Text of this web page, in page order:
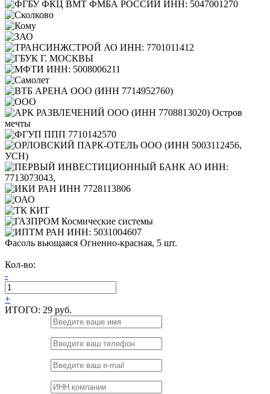
Фасоль вьющаяся Огненно-красная, 5 шт.
Кол-во:
-
+
ИТОГО: 29 руб.